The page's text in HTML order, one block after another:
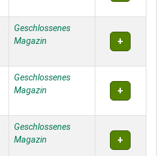
Geschlossenes
Magazin
Geschlossenes
Magazin
Geschlossenes
Magazin